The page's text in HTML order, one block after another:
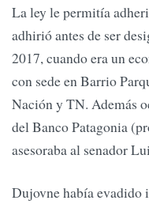
La ley le permitía
adhirió antes de ser
2017, cuando era un
con sede en Barrio
Nación y TN. Además
del Banco Patagonia
asesoraba al senador
Dujovne había evadido